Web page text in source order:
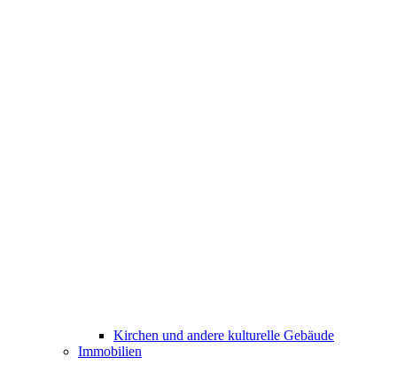
Kirchen und andere kulturelle Gebäude
Immobilien